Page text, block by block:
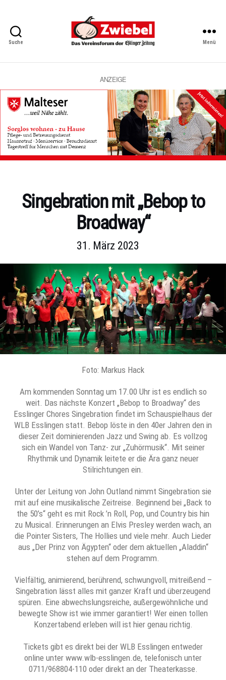
Suche
Vereinsforum
Eßlinger
Zeitung
Menü
ANZEIGE
Kategorien
Singebration mit „Bebop to
Broadway“
31. März 2023
Foto: Markus Hack
Am kommenden Sonntag um 17.00 Uhr ist es endlich so
weit. Das nächste Konzert „Bebop to Broadway“ des
Esslinger Chores Singebration findet im Schauspielhaus der
WLB Esslingen statt. Bebop löste in den 40er Jahren den in
dieser Zeit dominierenden Jazz und Swing ab. Es vollzog
sich ein Wandel von Tanz- zur „Zuhörmusik“. Mit seiner
Rhythmik und Dynamik leitete er die Ära ganz neuer
Stilrichtungen ein.
Unter der Leitung von John Outland nimmt Singebration sie
mit auf eine musikalische Zeitreise. Beginnend bei „Back to
the 50’s“ geht es mit Rock ’n Roll, Pop, und Country bis hin
zu Musical. Erinnerungen an Elvis Presley werden wach, an
die Pointer Sisters, The Hollies und viele mehr. Auch Lieder
aus „Der Prinz von Ägypten“ oder dem aktuellen „Aladdin“
stehen auf dem Programm.
Vielfältig, animierend, berührend, schwungvoll, mitreißend –
Singebration lässt alles mit ganzer Kraft und überzeugend
spüren. Eine abwechslungsreiche, außergewöhnliche und
bewegte Show ist wie immer garantiert! Wer einen tollen
Konzertabend erleben will ist hier genau richtig.
Tickets gibt es direkt bei der WLB Esslingen entweder
online unter www.wlb-esslingen.de, telefonisch unter
0711/968804-110 oder direkt an der Theaterkasse.